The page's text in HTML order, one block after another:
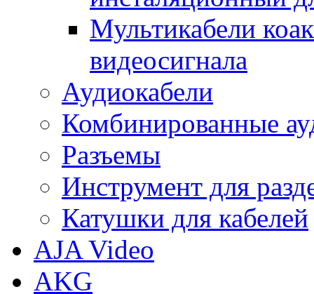
Мультикабели
видеосигнала
Аудиокабели
Комбинированные
Разъемы
Инструмент для
Катушки для кабелей
AJA Video
AKG